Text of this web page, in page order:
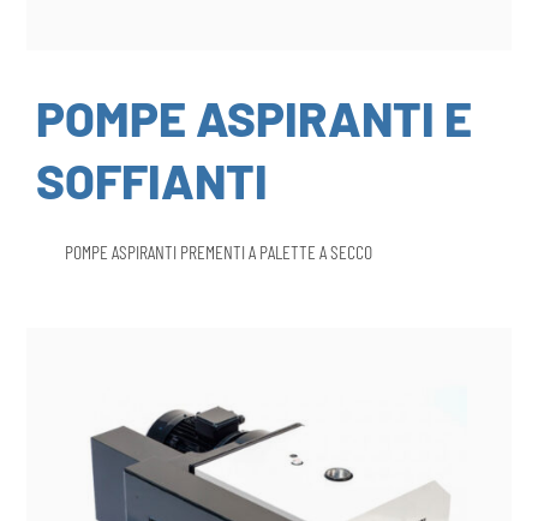
POMPE ASPIRANTI E
SOFFIANTI